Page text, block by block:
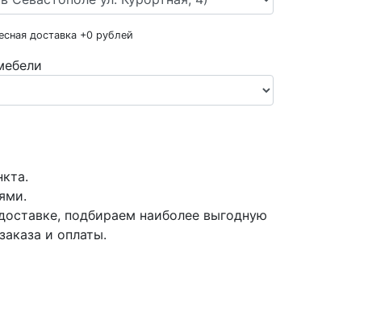
доставка +0 рублей
подбираем наиболее выгодную
и оплаты.